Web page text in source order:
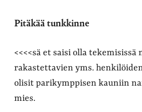
Pitäkää tunkkinne
<<<<sä et saisi olla
rakastettavien yms.
olisit parikymppisen kauniin
mies.